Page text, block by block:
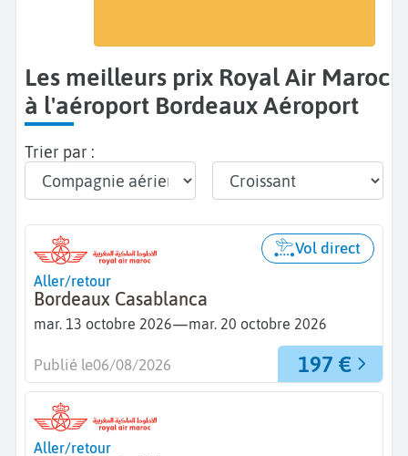
Les meilleurs prix Royal Air Maroc
à l'aéroport Bordeaux Aéroport
Trier par :
Aller/retour
Bordeaux Casablanca
mar. 13 octobre 2026—mar. 20 octobre 2026
Vol direct
197 €
Publié le06/08/2026
Aller/retour